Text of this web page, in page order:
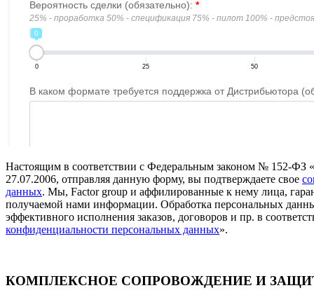
Настоящим в соответствии с Федеральным законом № 152-ФЗ
27.07.2006, отправляя данную форму, вы подтверждаете свое
данных. Мы, Factor group и аффилированные к нему лица,
получаемой нами информации. Обработка персональных
эффективного исполнения заказов, договоров и пр. в
конфиденциальности персональных данных».
КОМПЛЕКСНОЕ СОПРОВОЖДЕНИЕ И